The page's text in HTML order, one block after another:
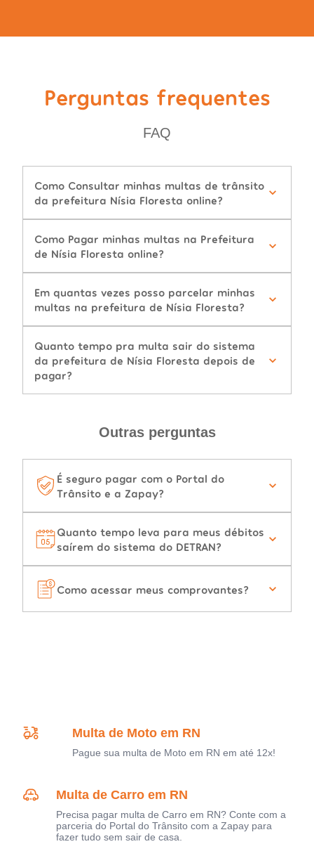
Perguntas frequentes
FAQ
Como Consultar minhas multas de trânsito
da prefeitura Nísia Floresta online?
Como Pagar minhas multas na Prefeitura
de Nísia Floresta online?
Em quantas vezes posso parcelar minhas
multas na prefeitura de Nísia Floresta?
Quanto tempo pra multa sair do sistema
da prefeitura de Nísia Floresta depois de
pagar?
Outras perguntas
É seguro pagar com o Portal do
Trânsito e a Zapay?
Quanto tempo leva para meus débitos
saírem do sistema do DETRAN?
Como acessar meus comprovantes?
Multa de Moto em RN
Pague sua multa de Moto em RN em até 12x!
Multa de Carro em RN
Precisa pagar multa de Carro em RN? Conte com a
parceria do Portal do Trânsito com a Zapay para
fazer tudo sem sair de casa.